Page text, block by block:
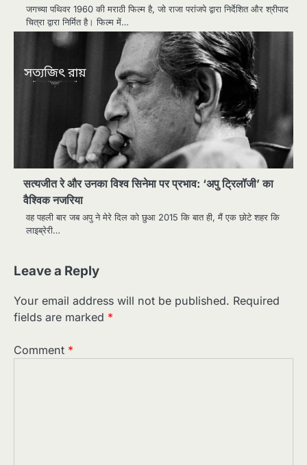
जगच्या पथिवर 1960 की मराठी फिल्म है, जो राजा परांजपे द्वारा निर्देशित और श्रीपाद
चित्रा द्वारा निर्मित है। फिल्म में…
सत्यजीत रे और उनका विश्व सिनेमा पर प्रभाव: ‘अपु ट्रिलॉजी’ का
वैश्विक नजरिया
वह पहली बार जब अपु ने मेरे दिल को छुआ 2015 कि बात ही, मैं एक छोटे शहर कि
लाइब्रेरी…
Leave a Reply
Your email address will not be published. Required
fields are marked *
Comment *